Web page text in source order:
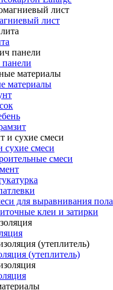
лист
материалы
сухие смеси
смеси
для выравнивания пола
клеи и затирки
(утеплитель)